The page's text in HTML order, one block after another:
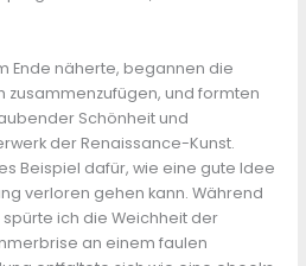
Ende näherte, begannen die
zusammenzufügen, und formten
Schönheit und
der Renaissance-Kunst.
Beispiel dafür, wie eine gute Idee
verloren gehen kann. Während
ich die Weichheit der
an einem faulen